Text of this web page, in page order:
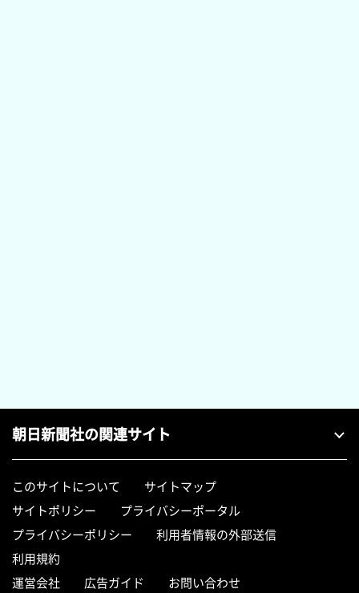
朝日新聞社の関連サイト
このサイトについて
サイトマップ
サイトポリシー
プライバシーポータル
プライバシーポリシー
利用者情報の外部送信
利用規約
運営会社
広告ガイド お問い合わせ